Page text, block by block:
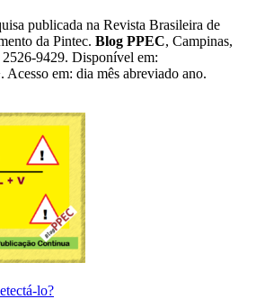
publicada na Revista Brasileira de
da Pintec. Blog PPEC, Campinas,
9429. Disponível em:
Acesso em: dia mês abreviado ano.
lo?